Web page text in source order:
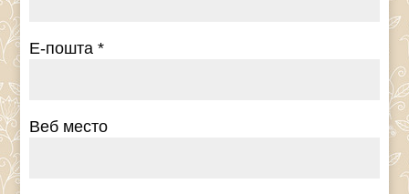
Е-пошта*
Веб место